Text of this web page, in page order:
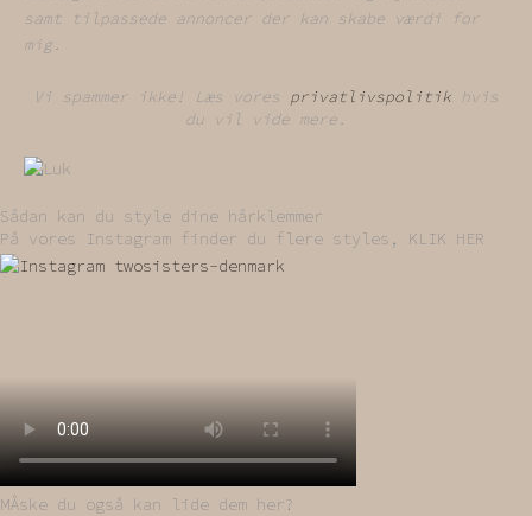
samt tilpassede annoncer der kan skabe værdi for
mig.
Vi spammer ikke! Læs vores privatlivspolitik hvis
du vil vide mere.
Sådan kan du style dine hårklemmer
På vores Instagram finder du flere styles, KLIK HER
MÅske du også kan lide dem her?